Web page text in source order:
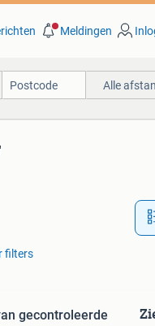
Meldingen
Alle
filters
gecontroleerde